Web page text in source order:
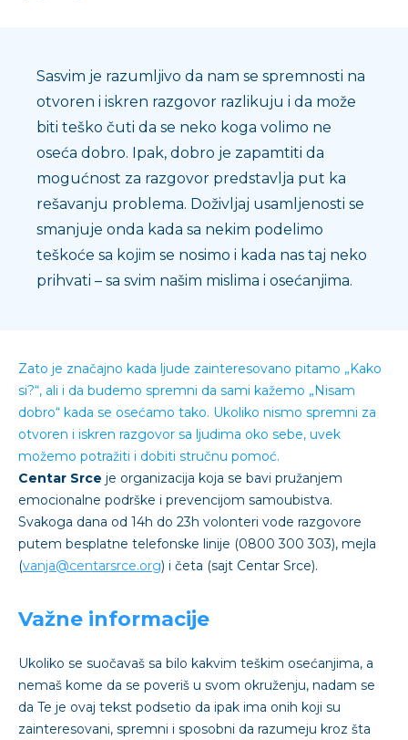
Sasvim je razumljivo da nam se spremnosti na
otvoren i iskren razgovor razlikuju i da može
biti teško čuti da se neko koga volimo ne
oseća dobro. Ipak, dobro je zapamtiti da
mogućnost za razgovor predstavlja put ka
rešavanju problema. Doživljaj usamljenosti se
smanjuje onda kada sa nekim podelimo
teškoće sa kojim se nosimo i kada nas taj neko
prihvati – sa svim našim mislima i osećanjima.
Zato je značajno kada ljude zainteresovano pitamo „Kako
si?“, ali i da budemo spremni da sami kažemo „Nisam
dobro“ kada se osećamo tako. Ukoliko nismo spremni za
otvoren i iskren razgovor sa ljudima oko sebe, uvek
možemo potražiti i dobiti stručnu pomoć.
Centar Srce je organizacija koja se bavi pružanjem
emocionalne podrške i prevencijom samoubistva.
Svakoga dana od 14h do 23h volonteri vode razgovore
putem besplatne telefonske linije (0800 300 303), mejla
(vanja@centarsrce.org) i četa (sajt Centar Srce).
Važne informacije
Ukoliko se suočavaš sa bilo kakvim teškim osećanjima, a
nemaš kome da se poveriš u svom okruženju, nadam se
da Te je ovaj tekst podsetio da ipak ima onih koji su
zainteresovani, spremni i sposobni da razumeju kroz šta